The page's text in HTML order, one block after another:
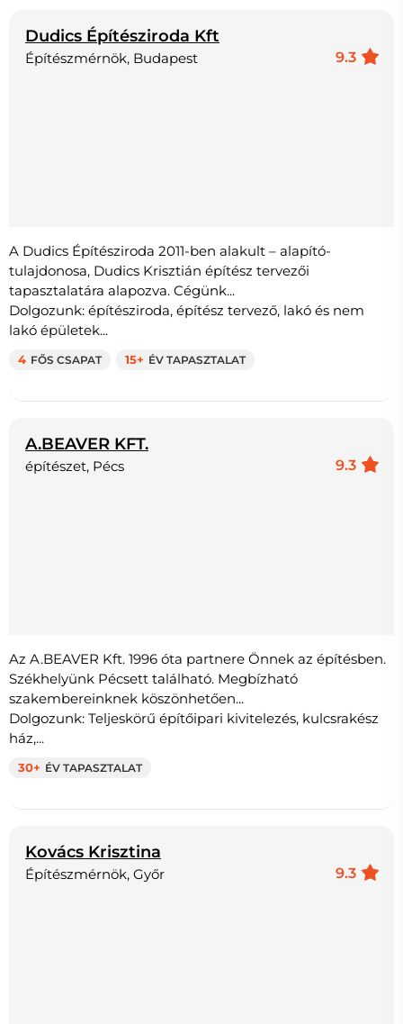
Dudics Építésziroda Kft
9.3
Építészmérnök, Budapest
A Dudics Építésziroda 2011-ben alakult – alapító-
tulajdonosa, Dudics Krisztián építész tervezői
tapasztalatára alapozva. Cégünk...
Dolgozunk: építésziroda, építész tervező, lakó és nem
lakó épületek...
4 FŐS CSAPAT 15+ ÉV TAPASZTALAT
A.BEAVER KFT.
9.3
építészet, Pécs
Az A.BEAVER Kft. 1996 óta partnere Önnek az építésben.
Székhelyünk Pécsett található. Megbízható
szakembereinknek köszönhetően...
Dolgozunk: Teljeskörű építőipari kivitelezés, kulcsrakész
ház,...
30+ ÉV TAPASZTALAT
Kovács Krisztina
9.3
Építészmérnök, Győr